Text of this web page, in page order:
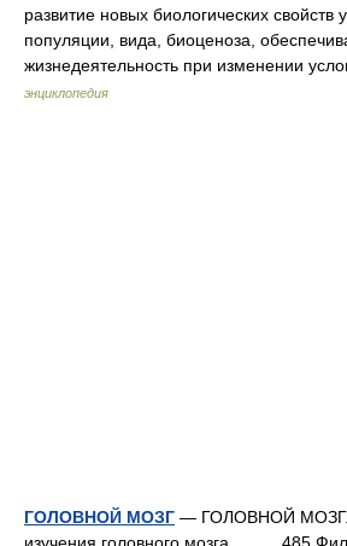
развитие новых биологических свойств
популяции, вида, биоценоза,
жизнедеятельность при изменении
энциклопедия
ГОЛОВНОЙ МОЗГ — ГОЛОВНОЙ МОЗГ.